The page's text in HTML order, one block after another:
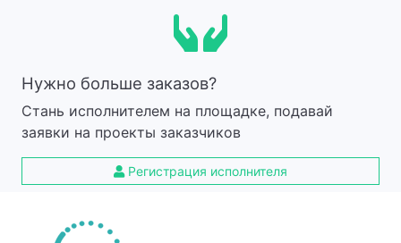
Нужно больше заказов?
Стань исполнителем на площадке, подавай
заявки на проекты заказчиков
Регистрация исполнителя